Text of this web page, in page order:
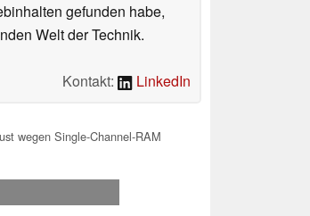
gefunden habe,
Welt der Technik.
Kontakt:
LinkedIn
wegen Single-Channel-RAM